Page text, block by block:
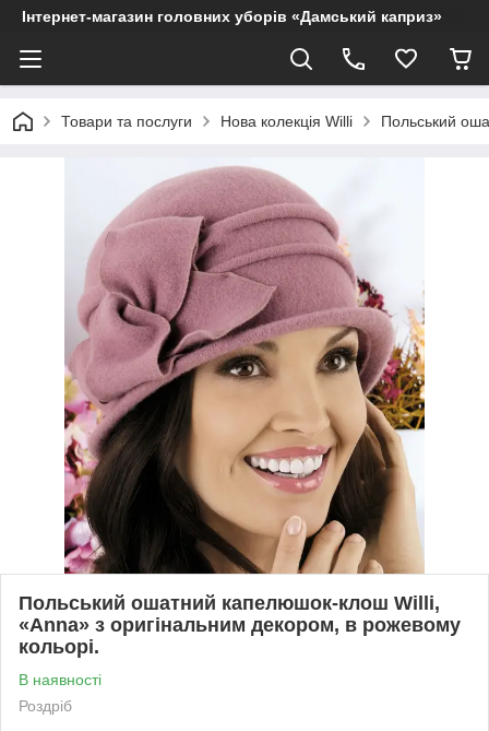
Інтернет-магазин головних уборів «Дамський каприз»
Товари та послуги Нова колекція Willi Польський
Польський ошатний капелюшок-клош Willi,
«Anna» з оригінальним декором, в рожевому
кольорі.
В наявності
Роздріб